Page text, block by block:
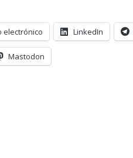
electrónico LinkedIn
Mastodon